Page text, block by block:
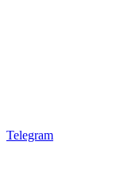
Telegram